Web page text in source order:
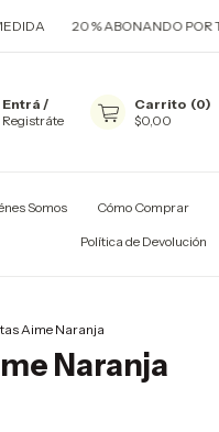
20 % ABONANDO POR
Entrá /
Registráte
Carrito (0)
$0,00
Somos Cómo Comprar
Política de Devolución
Aime Naranja
Naranja